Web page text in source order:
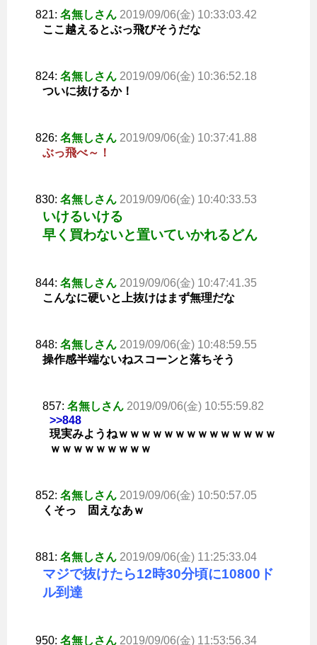
821: 名無しさん 2019/09/06(金) 10:33:03.42
ここ越えるとぶっ飛びそうだな
824: 名無しさん 2019/09/06(金) 10:36:52.18
ついに抜けるか！
826: 名無しさん 2019/09/06(金) 10:37:41.88
ぶっ飛べ～！
830: 名無しさん 2019/09/06(金) 10:40:33.53
いけるいける
早く買わないと置いていかれるどん
844: 名無しさん 2019/09/06(金) 10:47:41.35
こんなに硬いと上抜けはまず無理だな
848: 名無しさん 2019/09/06(金) 10:48:59.55
操作感半端ないねスコーンと落ちそう
857: 名無しさん 2019/09/06(金) 10:55:59.82
>>848
現実みようねｗｗｗｗｗｗｗｗｗｗｗｗｗｗ
ｗｗｗｗｗｗｗｗｗ
852: 名無しさん 2019/09/06(金) 10:50:57.05
くそっ 固えなあｗ
881: 名無しさん 2019/09/06(金) 11:25:33.04
マジで抜けたら12時30分頃に10800ド
ル到達
950: 名無しさん 2019/09/06(金) 11:53:56.34